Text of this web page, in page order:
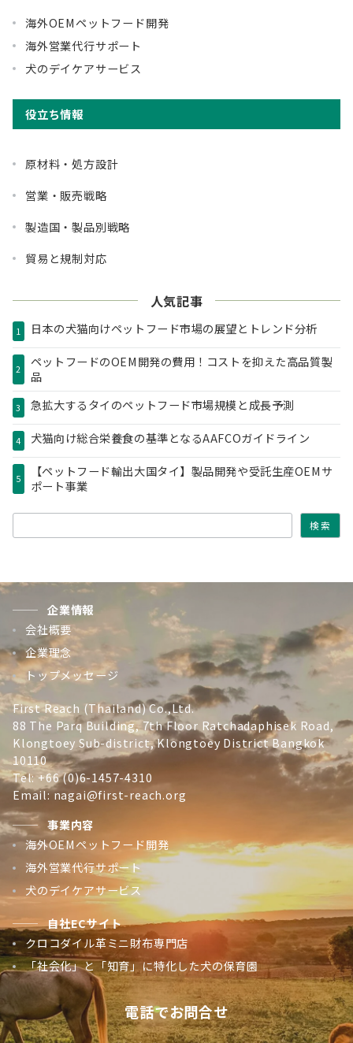
海外OEMペットフード開発
海外営業代行サポート
犬のデイケアサービス
役立ち情報
原材料・処方設計
営業・販売戦略
製造国・製品別戦略
貿易と規制対応
人気記事
1 日本の犬猫向けペットフード市場の展望とトレンド分析
2
ペットフードのOEM開発の費用！コストを抑えた高品質製
品
3 急拡大するタイのペットフード市場規模と成長予測
4 犬猫向け総合栄養食の基準となるAAFCOガイドライン
5
【ペットフード輸出大国タイ】製品開発や受託生産OEMサ
ポート事業
検索
企業情報
会社概要
企業理念
トップメッセージ
First Reach (Thailand) Co.,Ltd.
88 The Parq Building, 7th Floor Ratchadaphisek Road,
Klongtoey Sub-district, Klongtoey District Bangkok
10110
Tel: +66 (0)6-1457-4310
Email: nagai@first-reach.org
事業内容
海外OEMペットフード開発
海外営業代行サポート
犬のデイケアサービス
自社ECサイト
クロコダイル革ミニ財布専門店
「社会化」と「知育」に特化した犬の保育園
電話でお問合せ